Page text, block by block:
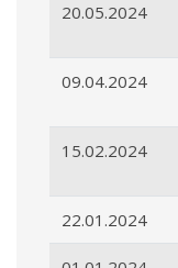
20.05.2024
09.04.2024
15.02.2024
22.01.2024